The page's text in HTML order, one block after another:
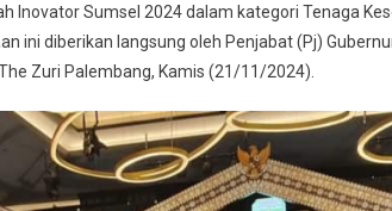
Asal
Kabupaten
PALI
Penghargaan
Anugerah
Inovator
Inovator Sumsel 2024 dalam kategori Tenaga
ini diberikan langsung oleh Penjabat (Pj)
Zuri Palembang, Kamis (21/11/2024).